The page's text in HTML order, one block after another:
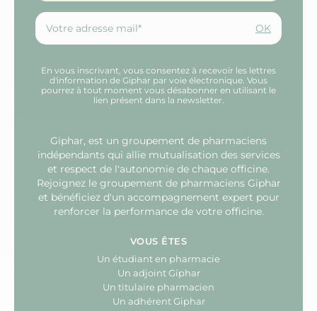
OK
En vous inscrivant, vous consentez à recevoir les lettres
d'information de Giphar par voie électronique. Vous
pourrez à tout moment vous désabonner en utilisant le
lien présent dans la newsletter.
Giphar, est un groupement de pharmaciens
indépendants qui allie mutualisation des services
et respect de l'autonomie de chaque officine.
Rejoignez le groupement de pharmaciens Giphar
et bénéficiez d'un accompagnement expert pour
renforcer la performance de votre officine.
VOUS ÊTES
Un étudiant en pharmacie
Un adjoint Giphar
Un titulaire pharmacien
Un adhérent Giphar